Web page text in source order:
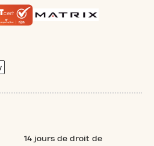
14 jours de droit de